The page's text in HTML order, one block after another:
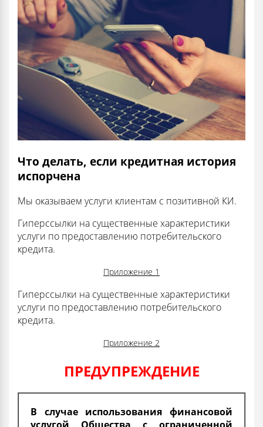
Что делать, если кредитная история
испорчена
Мы оказываем услуги клиентам с позитивной КИ.
Гиперссылки на существенные характеристики
услуги по предоставлению потребительского
кредита.
Приложение 1
Гиперссылки на существенные характеристики
услуги по предоставлению потребительского
кредита.
Приложение 2
ПРЕДУПРЕЖДЕНИЕ
В случае использования финансовой